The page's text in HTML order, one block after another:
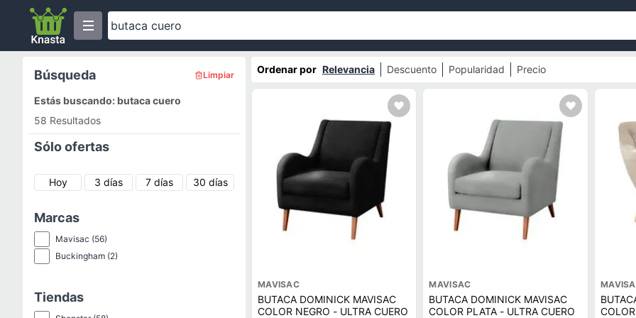
Búsqueda Limpiar
Estás buscando: butaca cuero
58 Resultados
Sólo ofertas
Hoy 3 días 7 días 30 días
Marcas
Mavisac (56)
Buckingham (2)
Tiendas
Ordenar por Relevancia Descuento Popularidad Precio
MAVISAC
BUTACA DOMINICK MAVISAC
COLOR NEGRO - ULTRA CUERO
MAVISAC
BUTACA DOMINICK MAVISAC
COLOR PLATA - ULTRA CUERO